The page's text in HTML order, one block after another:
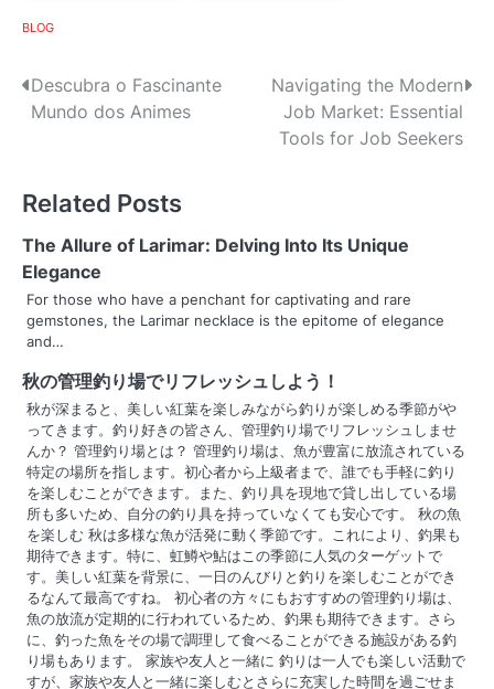
BLOG
P
t
n
a
v
i
g
a
t
i
o
n
Descubra o Fascinante
Mundo dos Animes
Navigating the Modern
Job Market: Essential
Tools for Job Seekers
Related Posts
The Allure of Larimar: Delving Into Its Unique
Elegance
For those who have a penchant for captivating and rare
gemstones, the Larimar necklace is the epitome of elegance
and…
秋の管理釣り場でリフレッシュしよう！
秋が深まると、美しい紅葉を楽しみながら釣りが楽しめる季節がや
ってきます。釣り好きの皆さん、管理釣り場でリフレッシュしませ
んか？ 管理釣り場とは？ 管理釣り場は、魚が豊富に放流されている
特定の場所を指します。初心者から上級者まで、誰でも手軽に釣り
を楽しむことができます。また、釣り具を現地で貸し出している場
所も多いため、自分の釣り具を持っていなくても安心です。 秋の魚
を楽しむ 秋は多様な魚が活発に動く季節です。これにより、釣果も
期待できます。特に、虹鱒や鮎はこの季節に人気のターゲットで
す。美しい紅葉を背景に、一日のんびりと釣りを楽しむことができ
るなんて最高ですね。 初心者の方々にもおすすめの管理釣り場は、
魚の放流が定期的に行われているため、釣果も期待できます。さら
に、釣った魚をその場で調理して食べることができる施設がある釣
り場もあります。 家族や友人と一緒に 釣りは一人でも楽しい活動で
すが、家族や友人と一緒に楽しむとさらに充実した時間を過ごせま